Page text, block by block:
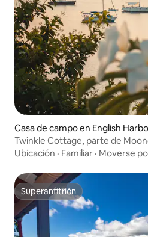
Casa de campo en English
Twinkle Cottage, parte de
Ubicación · Familiar · Moverse
Superanfitrión
Superanfitrión